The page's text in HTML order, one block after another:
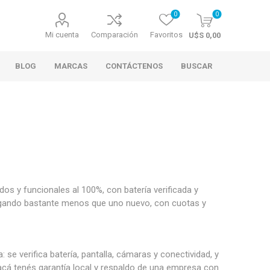
Mi cuenta Comparación Favoritos
0 0
U$S 0,00
BLOG MARCAS CONTÁCTENOS BUSCAR
y funcionales al 100%, con batería verificada y
bastante menos que uno nuevo, con cuotas y
verifica batería, pantalla, cámaras y conectividad, y
tenés garantía local y respaldo de una empresa con